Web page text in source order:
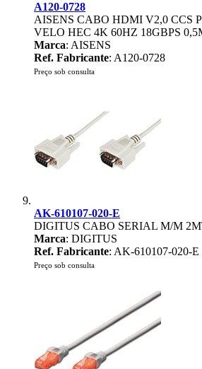
A120-0728
AISENS CABO HDMI V2,0 CCS
VELO HEC 4K 60HZ 18GBPS
Marca: AISENS
Ref. Fabricante: A120-0728
Preço sob consulta
AK-610107-020-E
DIGITUS CABO SERIAL M/M
Marca: DIGITUS
Ref. Fabricante: AK-610107-020-E
Preço sob consulta